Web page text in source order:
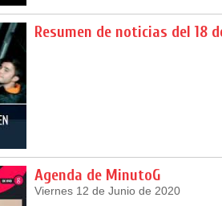
Resumen de noticias del 18
Agenda de MinutoG
Viernes 12 de Junio de 2020